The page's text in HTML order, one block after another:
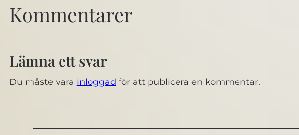
Kommentarer
Lämna ett svar
Du måste vara inloggad för att publicera en kommentar.